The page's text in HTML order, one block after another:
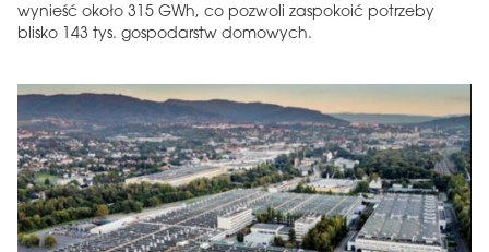
wynieść około 315 GWh, co pozwoli zaspokoić potrzeby
blisko 143 tys. gospodarstw domowych.